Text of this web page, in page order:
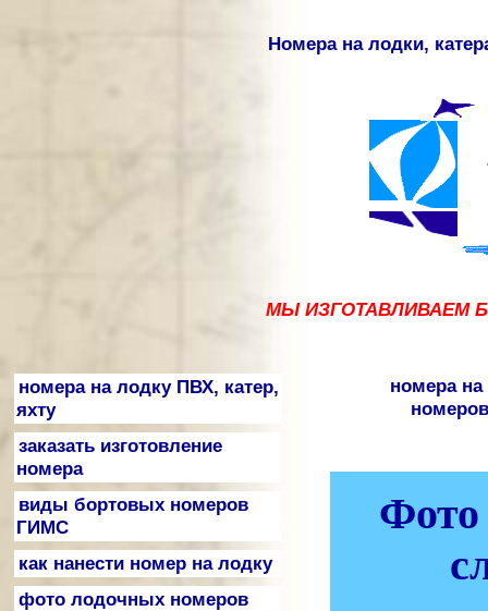
Номера на лодки,
МЫ ИЗГОТАВЛИВАЕМ
номера на лодку ПВХ, катер,
яхту
заказать изготовление
номера
виды бортовых номеров
ГИМС
как нанести номер на лодку
фото лодочных номеров
номера
номеров
Фото